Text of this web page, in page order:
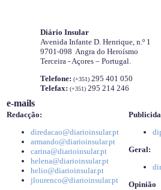
Diário Insular
Avenida Infante D. Henrique, n.º 1
9701-098 Angra do Heroísmo
Terceira - Açores – Portugal.
Telefone: (+351) 295 401 050
Telefax: (+351) 295 214 246
e-mails
Redacção:
diredacao@diarioinsular.pt
armando@diarioinsular.pt
carina@diarioinsular.pt
helena@diarioinsular.pt
helio@diarioinsular.pt
jlourenco@diarioinsular.pt
Geral:
Opinião